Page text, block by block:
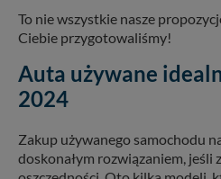
To nie wszystkie nasze
Ciebie przygotowaliśmy!
Auta używane
2024
Zakup używanego samochodu
doskonałym rozwiązaniem, jeśli